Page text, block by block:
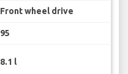
Front wheel drive
95
8.1 l